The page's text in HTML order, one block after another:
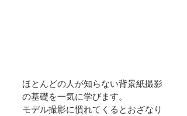
ほとんどの人が知らない背景紙撮影
の基礎を一気に学びます。
モデル撮影に慣れてくるとおざなり